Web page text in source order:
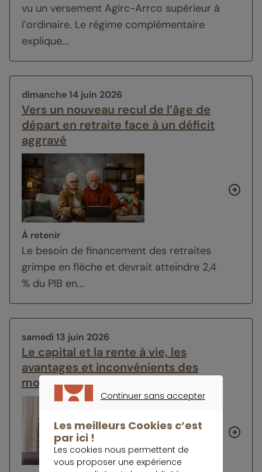
vu un versement Agirc-Arrco supérieur à
l’ordinaire. Le régime complémentaire
explique...
dimanche 14 juin 2026
Vers un nouveau recul de l’âge de
départ en retraite face à un déficit
aggravé
À retenir
Le besoin de financement des retraites
grimpe en flèche et devrait atteindre 2,4
% du PIB en...
samedi 13 juin 2026
Le capital et la rente à vie, les
avantages et inconvénients des
modes de sortie du PER
Continuer sans accepter
Les meilleurs Cookies c’est
par ici !
Les cookies nous permettent de
vous proposer une expérience